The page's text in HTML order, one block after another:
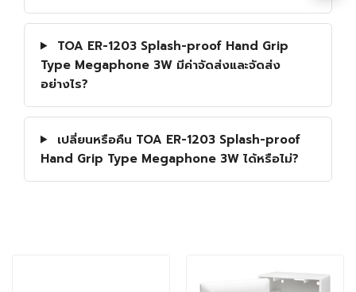
TOA ER-1203 Splash-proof Hand Grip
Type Megaphone 3W มีค่าจัดส่งและจัดส่ง
อย่างไร?
เปลี่ยนหรือคืน TOA ER-1203 Splash-proof
Hand Grip Type Megaphone 3W ได้หรือไม่?